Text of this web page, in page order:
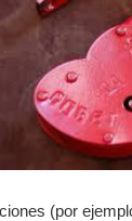
(por